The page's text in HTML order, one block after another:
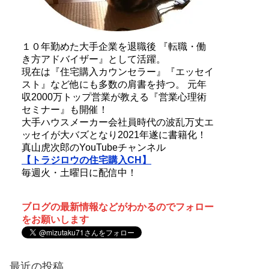
１０年勤めた大手企業を退職後 『転職・働
き方アドバイザー』として活躍。
現在は『住宅購入カウンセラー』『エッセイ
スト』など他にも多数の肩書を持つ。 元年
収2000万トップ営業が教える『営業心理術
セミナー』も開催！
大手ハウスメーカー会社員時代の波乱万丈エ
ッセイが大バズとなり2021年遂に書籍化！
真山虎次郎のYouTubeチャンネル
【トラジロウの住宅購入CH】
毎週火・土曜日に配信中！
ブログの最新情報などがわかるのでフォロー
をお願いします
最近の投稿